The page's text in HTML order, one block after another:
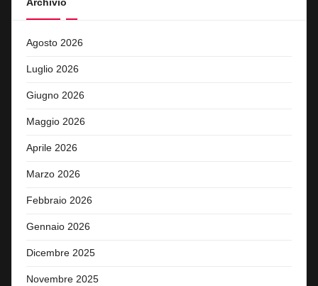
Agosto 2026
Luglio 2026
Giugno 2026
Maggio 2026
Aprile 2026
Marzo 2026
Febbraio 2026
Gennaio 2026
Dicembre 2025
Novembre 2025